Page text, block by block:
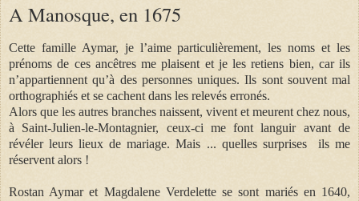
A Manosque, en 1675
Cette famille Aymar, je l’aime particulièrement, les noms et les
prénoms de ces ancêtres me plaisent et je les retiens bien, car ils
n’appartiennent qu’à des personnes uniques. Ils sont souvent mal
orthographiés et se cachent dans les relevés erronés.
Alors que les autres branches naissent, vivent et meurent chez nous,
à Saint-Julien-le-Montagnier, ceux-ci me font languir avant de
révéler leurs lieux de mariage. Mais ... quelles surprises ils me
réservent alors !
Rostan Aymar et Magdalene Verdelette se sont mariés en 1640,